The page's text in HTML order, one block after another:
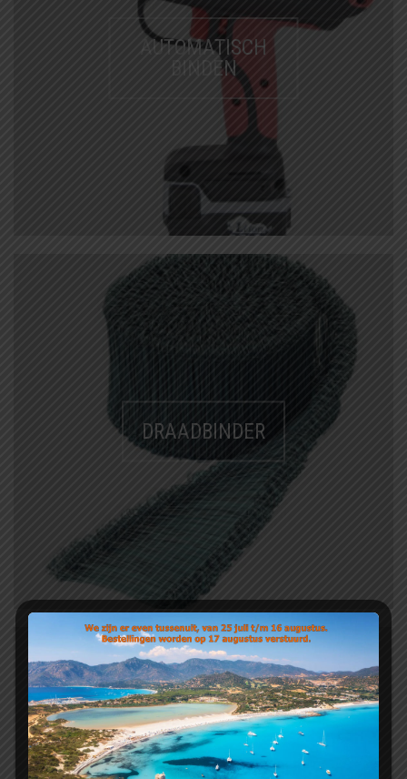
AUTOMATISCH
BINDEN
DRAADBINDER